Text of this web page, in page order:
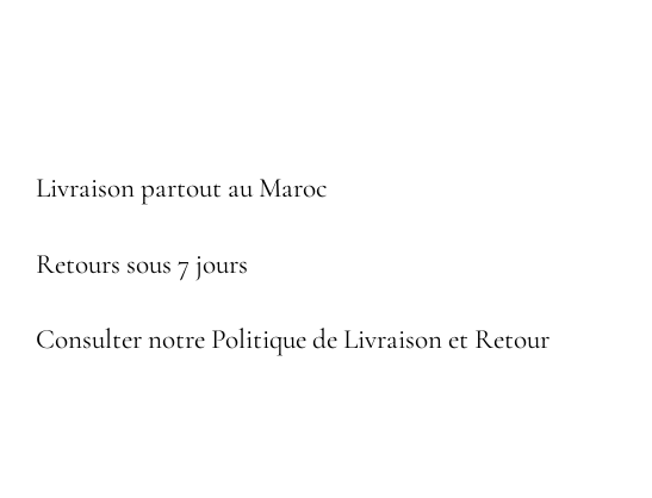
Livraison partout au Maroc
Retours sous 7 jours
Consulter notre Politique de Livraison et Retour